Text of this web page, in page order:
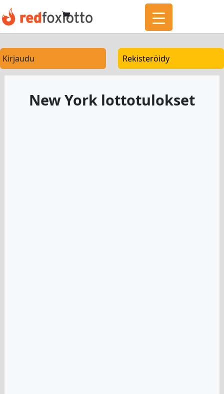
Kirjaudu Rekisteröidy
New York lottotulokset